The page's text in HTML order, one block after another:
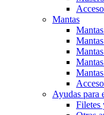
Mantas
Ayudas para
Filetes